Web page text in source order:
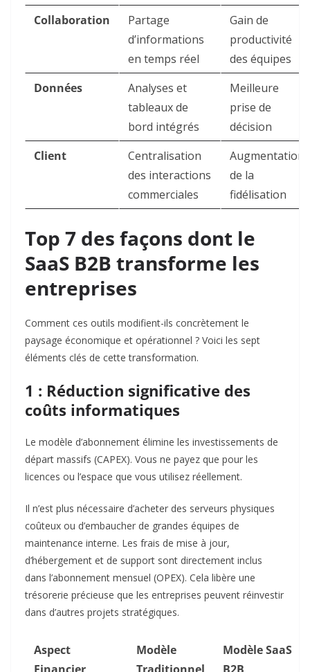
Collaboration
Partage
d’informations
en temps réel
Gain de
productivité
des équipes
Données
Analyses et
tableaux de
bord intégrés
Meilleure
prise de
décision
Client
Centralisation
des interactions
commerciales
Augmentation
de la
fidélisation
Top 7 des façons dont le
SaaS B2B transforme les
entreprises
Comment ces outils modifient-ils concrètement le
paysage économique et opérationnel ? Voici les sept
éléments clés de cette transformation.
1 : Réduction significative des
coûts informatiques
Le modèle d’abonnement élimine les investissements de
départ massifs (CAPEX). Vous ne payez que pour les
licences ou l’espace que vous utilisez réellement.
Il n’est plus nécessaire d’acheter des serveurs physiques
coûteux ou d’embaucher de grandes équipes de
maintenance interne. Les frais de mise à jour,
d’hébergement et de support sont directement inclus
dans l’abonnement mensuel (OPEX). Cela libère une
trésorerie précieuse que les entreprises peuvent réinvestir
dans d’autres projets stratégiques.
Aspect
Modèle
Modèle SaaS